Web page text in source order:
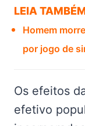
LEIA
Homem
por jogo de
Os efeitos
efetivo